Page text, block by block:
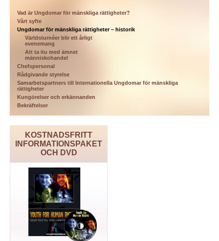
Vad är Ungdomar för mänskliga rättigheter?
Vårt syfte
Ungdomar för mänskliga rättigheter – historik
Världsturnéer blir ett årligt
evenemang
Att ta itu med ämnet
människohandel
Chefspersonal
Rådgivande styrelse
Samarbetspartners till Internationella Ungdomar för mänskliga
rättigheter
Kungörelser och erkännanden
Bekräftelser
KOSTNADSFRITT
INFORMATIONSPAKET
OCH DVD